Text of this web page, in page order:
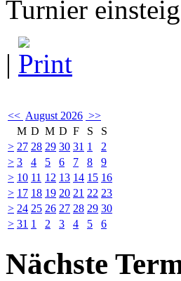
Turnier
|
<< August 2026 >>
M D M D F S
S
> 27 28 29 30 31 1
2
> 3 4 5 6 7 8
9
> 10 11 12 13 14 15 16
> 17 18 19 20 21 22 23
> 24 25 26 27 28 29 30
> 31 1 2 3 4 5 6
Nächste